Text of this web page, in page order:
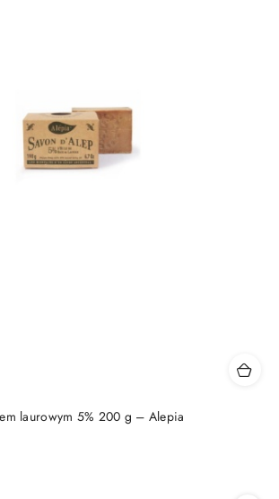
laurowym 5% 200 g – Alepia